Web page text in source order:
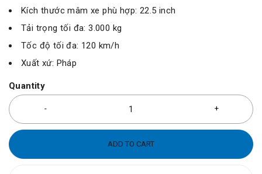
Kích thước mâm xe phù hợp: 22.5 inch
Tải trọng tối đa: 3.000 kg
Tốc độ tối đa: 120 km/h
Xuất xứ: Pháp
Quantity
ADD TO CART